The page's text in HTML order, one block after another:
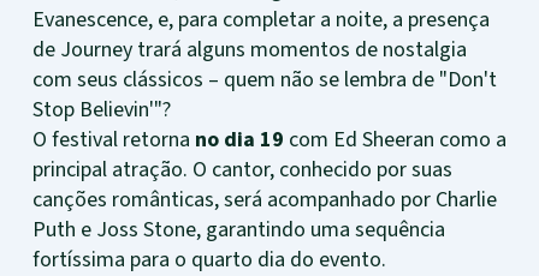
Evanescence, e, para completar a noite, a presença
de Journey trará alguns momentos de nostalgia
com seus clássicos – quem não se lembra de "Don't
Stop Believin'"?
O festival retorna no dia 19 com Ed Sheeran como a
principal atração. O cantor, conhecido por suas
canções românticas, será acompanhado por Charlie
Puth e Joss Stone, garantindo uma sequência
fortíssima para o quarto dia do evento.